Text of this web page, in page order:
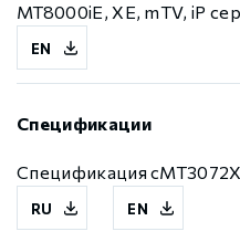
MT8000iE, XE, mTV, iP
EN
Спецификации
Спецификация
RU EN